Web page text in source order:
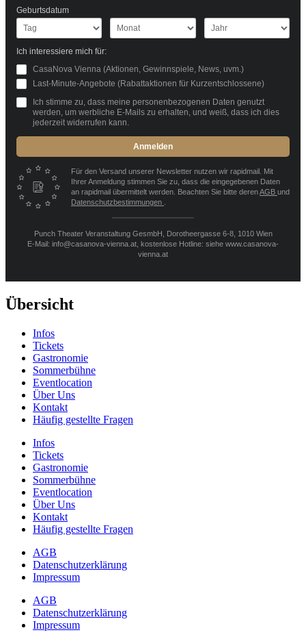
Geburtsdatum
Ich interessiere mich für:
CasaNova Vienna (Aktionen, Gewinnspiele, News, uvm.)
Last-Minute-Angebote (Rabattaktionen für Kurzentschlossene)
Ich stimme zu, dass meine personenbezogenen Daten genutzt
werden, um werbliche E-Mails zu erhalten, und weiß, dass ich dies
jederzeit widerrufen kann.
Anmelden
Für den Versand unserer Newsletter nutzen wir rapidmail. Mit
Ihrer Anmeldung stimmen Sie zu, dass die eingegebenen Daten
an rapidmail übermittelt werden. Beachten Sie bitte derenAGB und
Datenschutzbestimmungen
Punch Theater Veranstaltung GesmbH, Dorotheergasse 6-8, 1010 Wien
E-Mail: info@casanova-vienna.at, kostenlose Hotline: siehe www.casanova-
vienna.at
Übersicht
Infos
Tickets
Gastronomie
Sommerbühne
Eventlocation
Über Uns
Kontakt
Häufig gestellte Fragen
Infos
Tickets
Gastronomie
Sommerbühne
Eventlocation
Über Uns
Kontakt
Häufig gestellte Fragen
AGB
Datenschutzerklärung
Impressum
AGB
Datenschutzerklärung
Impressum